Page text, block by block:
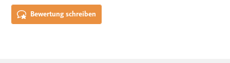
Bewertung schreiben